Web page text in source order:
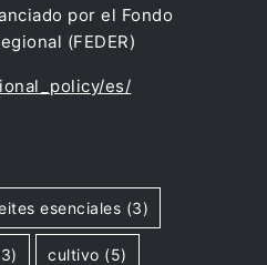
por el Fondo
(FEDER)
es/
esenciales (3)
cultivo (5)